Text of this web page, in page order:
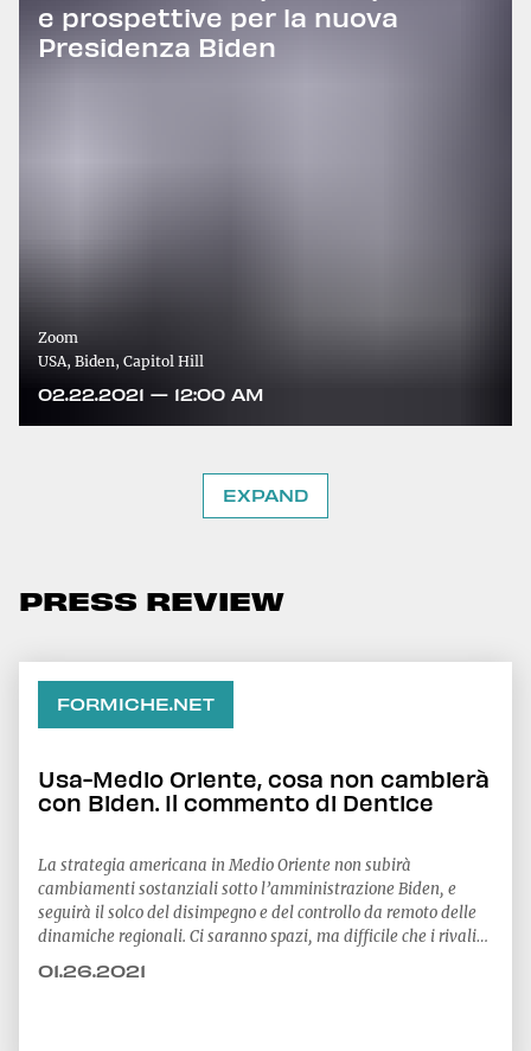
e prospettive per la nuova
Presidenza Biden
Zoom
USA, Biden, Capitol Hill
02.22.2021 — 12:00 AM
EXPAND
PRESS REVIEW
FORMICHE.NET
Usa-Medio Oriente, cosa non cambierà
con Biden. Il commento di Dentice
La strategia americana in Medio Oriente non subirà
cambiamenti sostanziali sotto l’amministrazione Biden, e
seguirà il solco del disimpegno e del controllo da remoto delle
dinamiche regionali. Ci saranno spazi, ma difficile che i rivali
Giuseppe Dentice a capo del programma Mena del Cesi. Per
01.26.2021